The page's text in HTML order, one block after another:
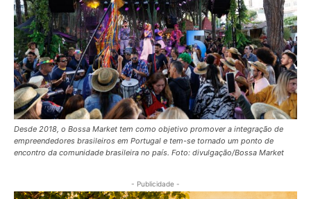
Desde 2018, o Bossa Market tem como objetivo promover a integração de
empreendedores brasileiros em Portugal e tem-se tornado um ponto de
encontro da comunidade brasileira no país. Foto: divulgação/Bossa Market
- Publicidade -